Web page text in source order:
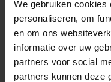
We gebruiken cookies
personaliseren, om
en om ons
informatie over uw
partners voor social
partners kunnen deze